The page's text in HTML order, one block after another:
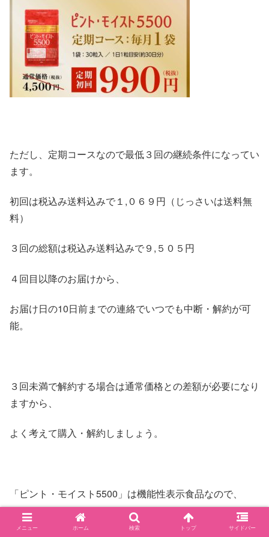
ただし、定期コースなので最低３回の継続条件になってい
ます。
初回は税込み送料込みで１,０６９円（じっさいは送料無
料）
３回の総額は税込み送料込みで９,５０５円
４回目以降のお届けから、
お届け日の10日前までの連絡でいつでも中断・解約が可
能。
３回未満で解約する場合は通常価格との差額が必要になり
ますから、
よく考えて購入・解約しましょう。
「ピント・モイスト5500」は機能性表示食品なので、
信頼のおけるサプリメントではありますが、
メニュー ホーム 検索 トップ サイドバー